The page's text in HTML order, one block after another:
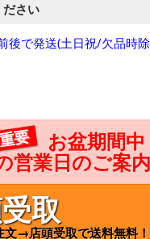
さい
後で発送(土日祝/欠品時
要
お盆期間中
営業日のご案内
取
文→店頭受取で送料無料！